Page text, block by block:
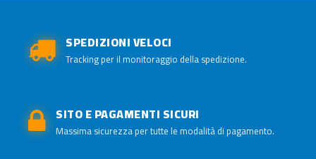
SPEDIZIONI VELOCI
Tracking per il monitoraggio della spedizione.
SITO E PAGAMENTI SICURI
Massima sicurezza per tutte le modalità di pagamento.